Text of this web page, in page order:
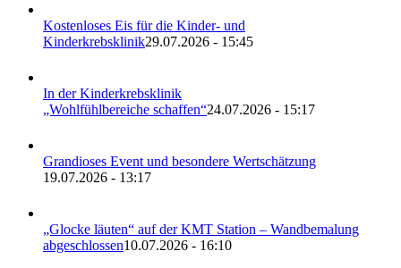
Kostenloses Eis für die Kinder- und
Kinderkrebsklinik29.07.2026 - 15:45
In der Kinderkrebsklinik
„Wohlfühlbereiche schaffen“24.07.2026 - 15:17
Grandioses Event und besondere Wertschätzung
19.07.2026 - 13:17
„Glocke läuten“ auf der KMT Station – Wandbemalung
abgeschlossen10.07.2026 - 16:10